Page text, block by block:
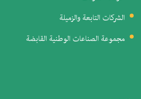
الشركات التابعة والزميلة
مجموعة الصناعات الوطنية القابضة